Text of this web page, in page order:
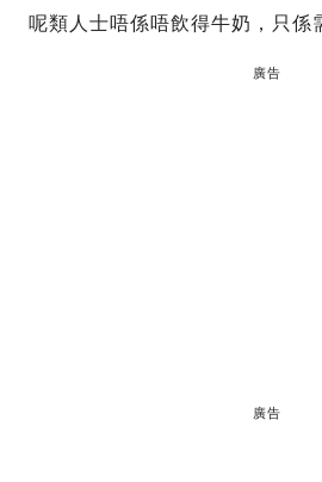
呢類人士唔係唔飲得牛奶，只係
廣告
廣告